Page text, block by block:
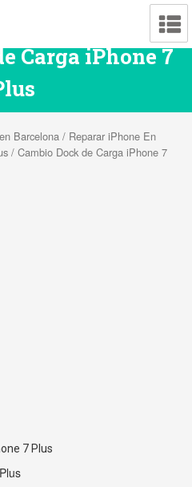
Carga iPhone 7
Barcelona / Reparar iPhone En
/ Cambio Dock de Carga iPhone 7
7 Plus